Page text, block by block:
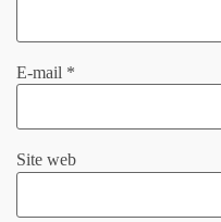
E-mail *
Site web